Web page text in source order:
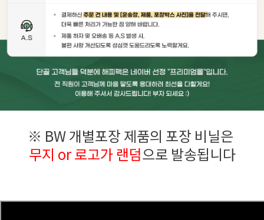
※ BW 개별포장 제품의 포장 비닐은
무지 or 로고가 랜덤으로 발송됩니다